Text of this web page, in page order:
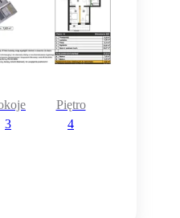
3
Piętro
4